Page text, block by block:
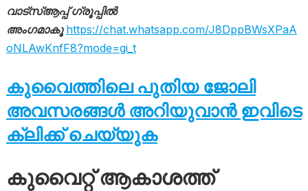
വാട്സ്ആപ്പ് ഗ്രൂപ്പിൽ
അംഗമാകൂ https://chat.whatsapp.com/J8DppBWsXPaA
oNLAwKnfF8?mode=gi_t
കുവൈത്തിലെ പുതിയ ജോലി
അവസരങ്ങൾ അറിയുവാൻ ഇവിടെ
ക്ലിക്ക് ചെയ്യുക
കുവൈറ്റ് ആകാശത്ത്